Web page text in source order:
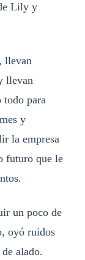
Lily y
llevan
llevan
para
y
la empresa
futuro que le
un poco de
oyó ruidos
alado.